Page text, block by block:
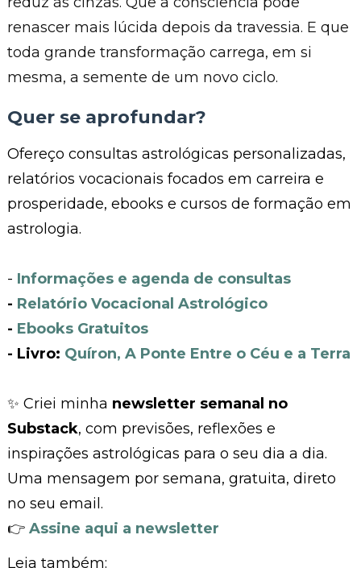
renascer mais lúcida depois da travessia. E que
toda grande transformação carrega, em si
mesma, a semente de um novo ciclo.
Quer se aprofundar?
Ofereço consultas astrológicas personalizadas,
relatórios vocacionais focados em carreira e
prosperidade, ebooks e cursos de formação em
astrologia.
- Informações e agenda de consultas
- Relatório Vocacional Astrológico
- Ebooks Gratuitos
- Livro: Quíron, A Ponte Entre o Céu e a Terra
✨ Criei minha newsletter semanal no
Substack, com previsões, reflexões e
inspirações astrológicas para o seu dia a dia.
Uma mensagem por semana, gratuita, direto
no seu email.
👉 Assine aqui a newsletter
Leia também: